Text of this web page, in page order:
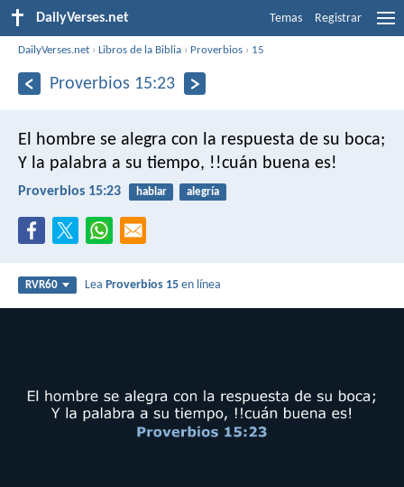
DailyVerses.net Temas Registrar
DailyVerses.net ›Libros de la Biblia › Proverbios › 15
Proverbios 15:23
El hombre se alegra con la respuesta de su boca;
Y la palabra a su tiempo, !!cuán buena es!
Proverbios 15:23 hablar alegría
RVR60 LeaProverbios 15 en línea